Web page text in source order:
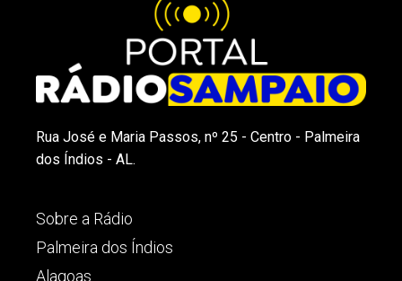
Rua José e Maria Passos, nº 25 - Centro - Palmeira
dos Índios - AL.
Sobre a Rádio
Palmeira dos Índios
Alagoas